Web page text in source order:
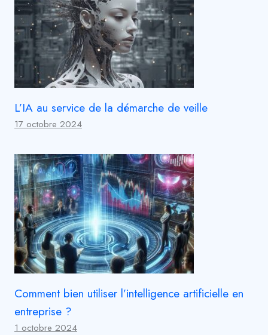
L’IA au service de la démarche de veille
17 octobre 2024
Comment bien utiliser l’intelligence artificielle en
entreprise ?
1 octobre 2024